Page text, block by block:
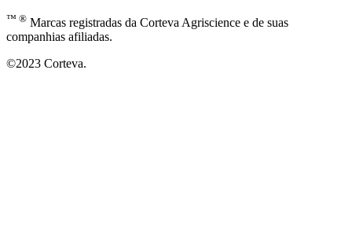
™ ® Marcas registradas da Corteva Agriscience e de suas
companhias afiliadas.
©2023 Corteva.